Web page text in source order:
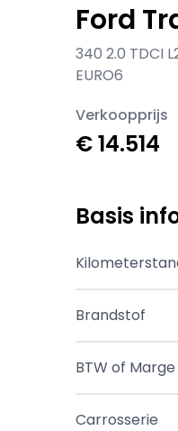
Ford
340 2.0 TDCI
EURO6
Verkoopprijs
€ 14.514
Basis
Brandstof
BTW of Marge
Carrosserie